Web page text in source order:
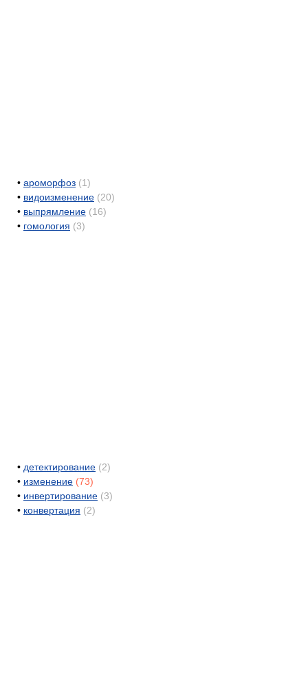
• ароморфоз (1)
• видоизменение (20)
• выпрямление (16)
• гомология (3)
• детектирование (2)
• изменение (73)
• инвертирование (3)
• конвертация (2)